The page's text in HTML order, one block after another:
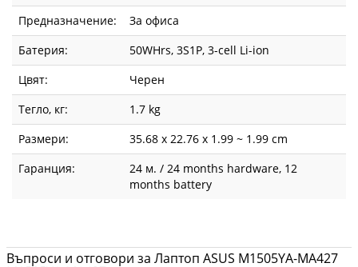
Предназначение:
За офиса
Батерия:
50WHrs, 3S1P, 3-cell Li-ion
Цвят:
Черен
Тегло, кг:
1.7 kg
Размери:
35.68 x 22.76 x 1.99 ~ 1.99 cm
Гаранция:
24 м. / 24 months hardware, 12
months battery
Въпроси и отговори за Лаптоп ASUS M1505YA-MA427